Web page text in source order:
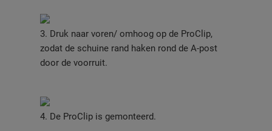
3. Druk naar voren/ omhoog op de ProClip,
zodat de schuine rand haken rond de A-post
door de voorruit.
4. De ProClip is gemonteerd.